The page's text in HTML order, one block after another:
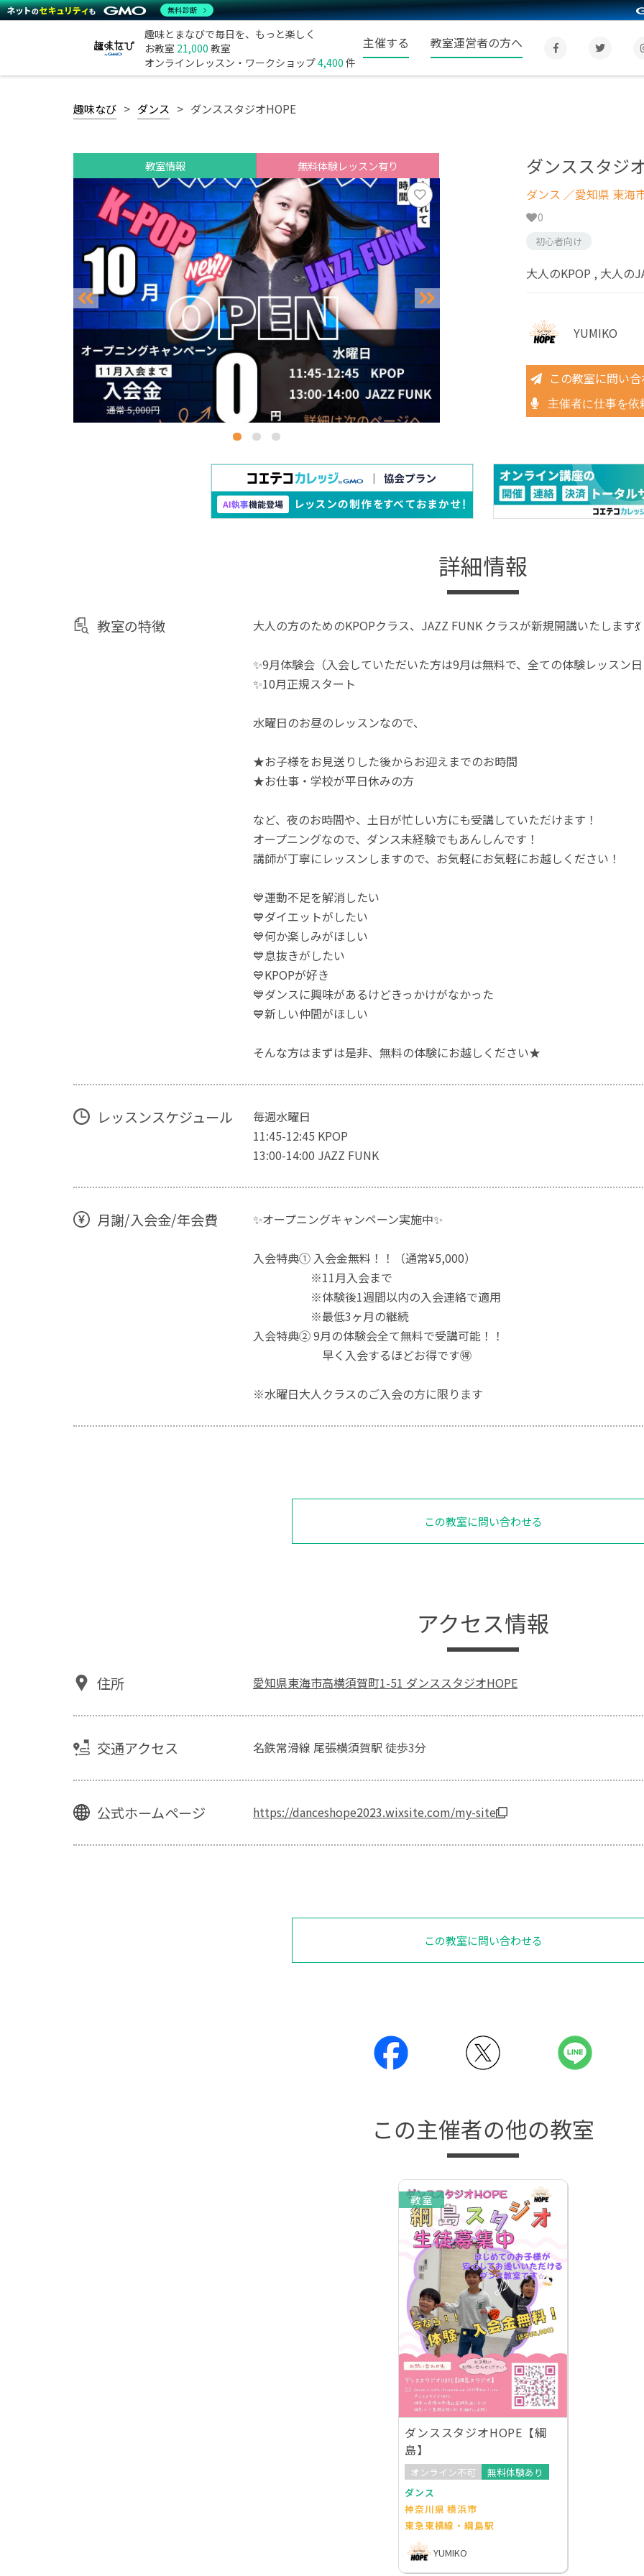
趣味とまなびで毎日を、もっと楽しく
お教室 21,000 教室
オンラインレッスン・ワークショップ4,400 件
主催する 教室運営者の方へ
趣味なび ダンス ダンススタジオHOPE
教室情報 無料体験レッスン有り ダンススタジ
ダンス ／愛知県 東海
0
初心者向け
大人のKPOP , 大人の
YUMIKO
この教室に問い
主催者に仕事を依
詳細情報
教室の特徴 大人の方のためのKPOPクラス、JAZZ FUNK クラスが新規開講いたします💃
✨9月体験会（入会していただいた方は9月は無料で、全ての体験レッスン日
✨10月正規スタート
水曜日のお昼のレッスンなので、
★お子様をお見送りした後からお迎えまでのお時間
★お仕事・学校が平日休みの方
など、夜のお時間や、土日が忙しい方にも受講していただけます！
オープニングなので、ダンス未経験でもあんしんです！
講師が丁寧にレッスンしますので、お気軽にお気軽にお越しください！
💙運動不足を解消したい
💙ダイエットがしたい
💙何か楽しみがほしい
💙息抜きがしたい
💙KPOPが好き
💙ダンスに興味があるけどきっかけがなかった
💙新しい仲間がほしい
そんな方はまずは是非、無料の体験にお越しください★
レッスンスケジュール
毎週水曜日
11:45-12:45 KPOP
13:00-14:00 JAZZ FUNK
月謝/入会金/年会費 ✨オープニングキャンペーン実施中✨
入会特典① 入会金無料！！（通常¥5,000）
※11月入会まで
※体験後1週間以内の入会連絡で適用
※最低3ヶ月の継続
入会特典② 9月の体験会全て無料で受講可能！！
早く入会するほどお得です🉐
※水曜日大人クラスのご入会の方に限ります
この教室に問い合わせる
アクセス情報
住所 愛知県東海市高横須賀町1-51 ダンススタジオHOPE
交通アクセス 名鉄常滑線 尾張横須賀駅 徒歩3分
公式ホームページ https://danceshope2023.wixsite.com/my-site
この教室に問い合わせる
この主催者の他の教室
教室
ダンススタジオHOPE【綱
島】
オンライン不可
無料体験あり
ダンス
神奈川県 横浜市
東急東横線・綱島駅
YUMIKO
無料診断